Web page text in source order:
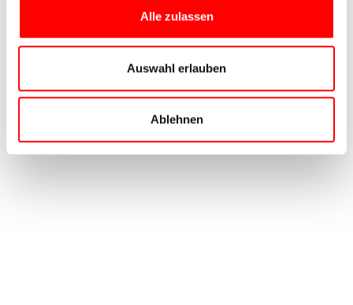
Alle zulassen
Auswahl erlauben
Ablehnen